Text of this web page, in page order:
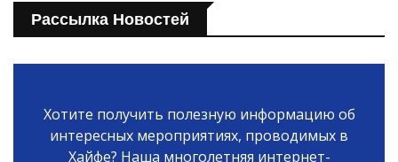
Рассылка Новостей
Хотите получить полезную информацию об
интересных мероприятиях, проводимых в
Хайфе? Наша многолетняя интернет-